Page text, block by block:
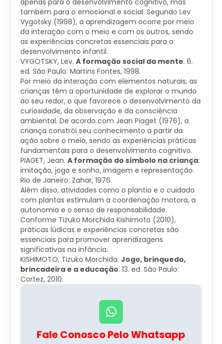
apenas para o desenvolvimento cognitivo, mas
também para o emocional e social. Segundo Lev
Vygotsky (1998), a aprendizagem ocorre por meio
da interação com o meio e com os outros, sendo
as experiências concretas essenciais para o
desenvolvimento infantil.
​VYGOTSKY, Lev. A formação social da mente. 6.
ed. São Paulo: Martins Fontes, 1998.
Por meio da interação com elementos naturais, as
crianças têm a oportunidade de explorar o mundo
ao seu redor, o que favorece o desenvolvimento da
curiosidade, da observação e da consciência
ambiental. De acordo com Jean Piaget (1976), a
criança constrói seu conhecimento a partir da
ação sobre o meio, sendo as experiências práticas
fundamentais para o desenvolvimento cognitivo.
PIAGET, Jean. A formação do símbolo na criança:
imitação, jogo e sonho, imagem e representação.
Rio de Janeiro: Zahar, 1976.
Além disso, atividades como o plantio e o cuidado
com plantas estimulam a coordenação motora, a
autonomia e o senso de responsabilidade.
Conforme Tizuko Morchida Kishimoto (2010),
práticas lúdicas e experiências concretas são
essenciais para promover aprendizagens
significativas na infância.
​KISHIMOTO, Tizuko Morchida. Jogo, brinquedo,
brincadeira e a educação. 13. ed. São Paulo:
Cortez, 2010.
Fale Conosco Pelo Whatsapp